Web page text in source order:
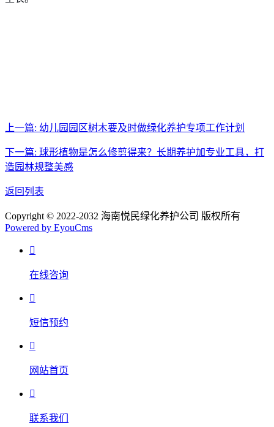
上一篇: 幼儿园园区树木要及时做绿化养护专项工作计划
下一篇: 球形植物是怎么修剪得来？长期养护加专业工具，打
造园林规整美感
返回列表
Copyright © 2022-2032 海南悦民绿化养护公司 版权所有
Powered by EyouCms

在线咨询

短信预约

网站首页

联系我们